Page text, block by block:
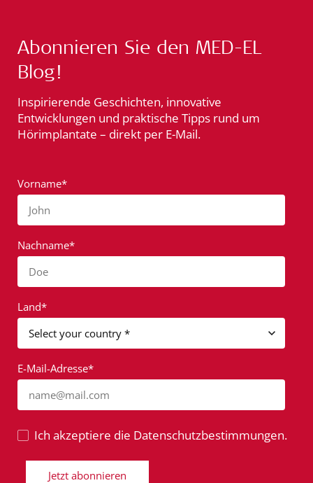
Abonnieren Sie den MED-EL
Blog!
Inspirierende Geschichten, innovative
Entwicklungen und praktische Tipps rund um
Hörimplantate – direkt per E-Mail.
Vorname*
John
Nachname*
Doe
Land*
E-Mail-Adresse*
name@mail.com
Ich akzeptiere die Datenschutzbestimmungen.
Jetzt abonnieren